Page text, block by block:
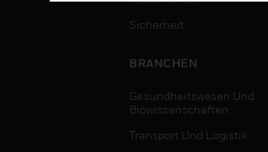
Sicherheit
BRANCHEN
Gesundheitswesen Und
Biowissenschaften
Transport Und Logistik